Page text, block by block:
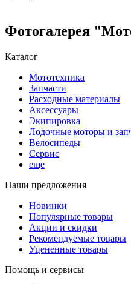
Фотогалерея
Каталог
Мототехника
Запчасти
Расходные материалы
Аксессуары
Экипировка
Лодочные моторы и
Велосипеды
Сервис
еще
Наши предложения
Новинки
Популярные товары
Акции и скидки
Рекомендуемые товары
Уцененные товары
Помощь и сервисы